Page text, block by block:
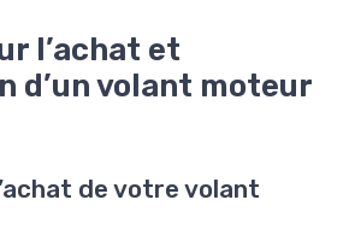
l’achat et
d’un volant moteur
de votre volant